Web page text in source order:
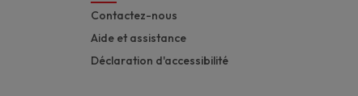
Contactez-nous
Aide et assistance
Déclaration d'accessibilité